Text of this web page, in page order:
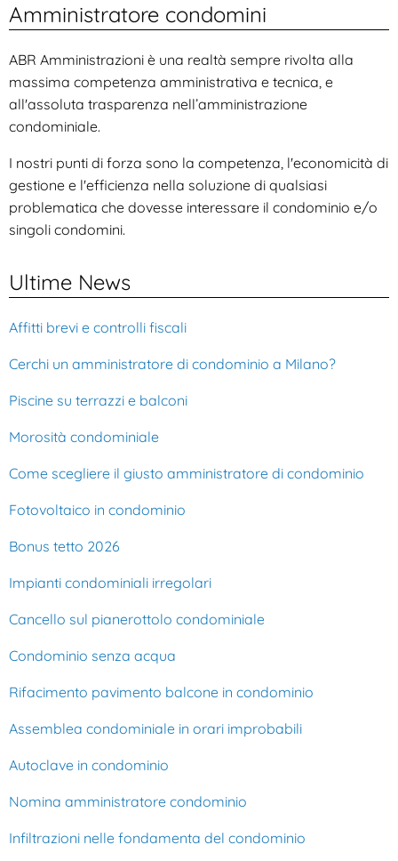
Amministratore condomini
ABR Amministrazioni è una realtà sempre rivolta alla
massima competenza amministrativa e tecnica, e
all'assoluta trasparenza nell’amministrazione
condominiale.
I nostri punti di forza sono la competenza, l'economicità di
gestione e l'efficienza nella soluzione di qualsiasi
problematica che dovesse interessare il condominio e/o
singoli condomini.
Ultime News
Affitti brevi e controlli fiscali
Cerchi un amministratore di condominio a Milano?
Piscine su terrazzi e balconi
Morosità condominiale
Come scegliere il giusto amministratore di condominio
Fotovoltaico in condominio
Bonus tetto 2026
Impianti condominiali irregolari
Cancello sul pianerottolo condominiale
Condominio senza acqua
Rifacimento pavimento balcone in condominio
Assemblea condominiale in orari improbabili
Autoclave in condominio
Nomina amministratore condominio
Infiltrazioni nelle fondamenta del condominio